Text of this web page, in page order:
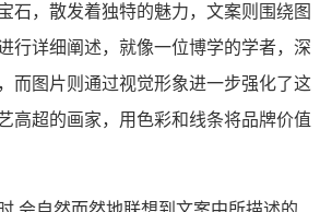
石，散发着独特的魅力，文案则围绕图
行详细阐述，就像一位博学的学者，深
而图片则通过视觉形象进一步强化了这
高超的画家，用色彩和线条将品牌价值